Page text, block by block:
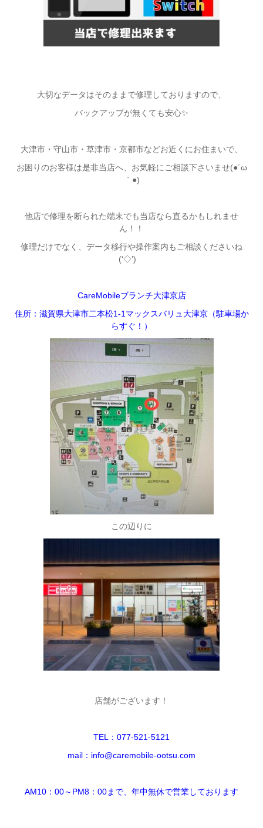
大切なデータはそのままで修理しておりますので、
バックアップが無くても安心✨
大津市・守山市・草津市・京都市などお近くにお住まいで、
お困りのお客様は是非当店へ、お気軽にご相談下さいませ(●´ω
｀●)
他店で修理を断られた端末でも当店なら直るかもしれませ
ん！！
修理だけでなく、データ移行や操作案内もご相談くださいね
(‘◇’)ゞ
CareMobileブランチ大津京店
住所：滋賀県大津市二本松1-1マックスバリュ大津京（駐車場か
らすぐ！）
この辺りに
店舗がございます！
TEL：077-521-5121
mail：info@caremobile-ootsu.com
AM10：00～PM8：00まで、年中無休で営業しております